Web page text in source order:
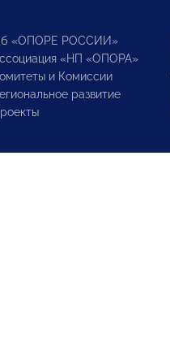
«ОПОРЕ РОССИИ»
«НП «ОПОРА»
и Комиссии
развитие